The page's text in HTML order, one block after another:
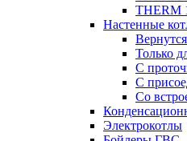
THERM
Настенные
Вернутся
Только
С
С
Со
Электрокотлы